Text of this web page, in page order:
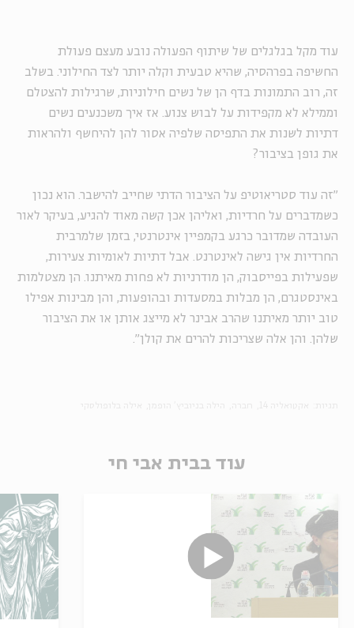
עוד מקל בגלגלים של שיתוף הפעולה נובע מעצם פעולת
החשיפה בפרהסיה, שהיא טבעית וקלה יותר לצד החילוני. בשלב
זה, רוב התמונות בדף הן של נשים חילוניות, שרגילות להצטלם
וממילא לא מקפידות על לבוש צנוע. אז איך משכנעים נשים
דתיות לשנות את התפיסה שלפיה אסור להן להיחשף ולהראות
את גופן בציבור?
"זה עוד סטריאוטיפ על הציבור הדתי שחייב להישבר. הוא נכון
כשמדברים על חרדיות, ואליהן אכן קשה מאוד להגיע, בעיקר לאור
העובדה שמדובר כרגע בקמפיין אינטרנטי, בזמן שלמרבית
החרדיות אין גישה לאינטרנט. אבל דתיות לאומיות צעירות,
שפעילות בפייסבוק, הן מודרניות לא פחות מאיתנו. הן מצטלמות
באינסטגרם, הן מבלות במסעדות ובהופעות, והן מבינות אפילו
טוב יותר מאיתנו שהרב אבינר לא מייצג אותן או את הציבור
שלהן. והן אלה שצריכות להרים את קולן".
עוד בבית אבי חי